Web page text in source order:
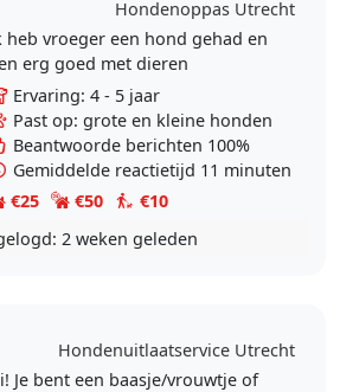
Hondenoppas Utrecht
heb vroeger een hond gehad en
erg goed met dieren
Ervaring: 4 - 5 jaar
Past op: grote en kleine honden
Beantwoorde berichten 100%
Gemiddelde reactietijd 11 minuten
€25
€50
€10
2 weken geleden
Hondenuitlaatservice Utrecht
of